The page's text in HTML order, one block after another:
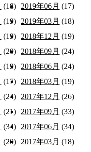
(18) 2019年06月 (17)
(19) 2019年03月 (18)
(19) 2018年12月 (19)
(20) 2018年09月 (24)
(19) 2018年06月 (24)
(17) 2018年03月 (19)
(24) 2017年12月 (26)
(21) 2017年09月 (33)
(34) 2017年06月 (34)
(20) 2017年03月 (18)